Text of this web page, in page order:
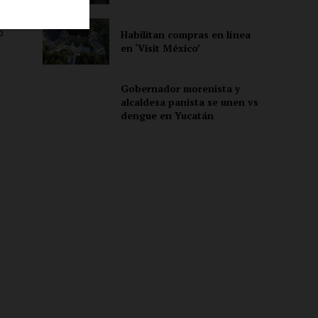
Habilitan compras en línea
en ‘Visit México’
Gobernador morenista y
alcaldesa panista se unen vs
dengue en Yucatán